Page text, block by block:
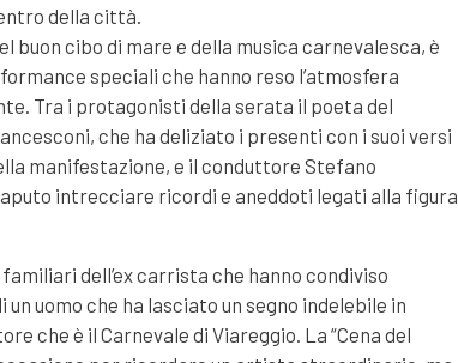
della città.
buon cibo di mare e della musica carnevalesca, è
speciali che hanno reso l’atmosfera
Tra i protagonisti della serata il poeta del
che ha deliziato i presenti con i suoi versi
manifestazione, e il conduttore Stefano
intrecciare ricordi e aneddoti legati alla figura
dell’ex carrista che hanno condiviso
uomo che ha lasciato un segno indelebile in
che è il Carnevale di Viareggio. La “Cena del